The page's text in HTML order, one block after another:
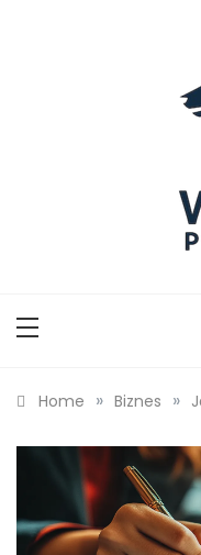
Home » Biznes »